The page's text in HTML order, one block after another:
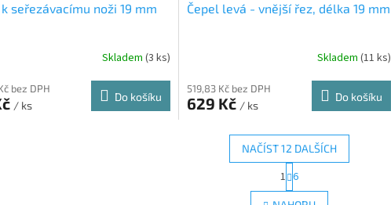
seřezávacímu noži 19 mm
Skladem (3 ks)
bez DPH
/ ks
Do košíku
Čepel levá - vnější řez, délka 19 mm
Skladem (11 ks)
519,83 Kč bez DPH
629 Kč / ks
Do košíku
O
v
NAČÍST 12 DALŠÍCH
t
r
1 6